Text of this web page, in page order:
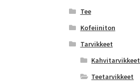
Tee
Kofeiiniton
Tarvikkeet
Kahvitarvikkeet
Teetarvikkeet